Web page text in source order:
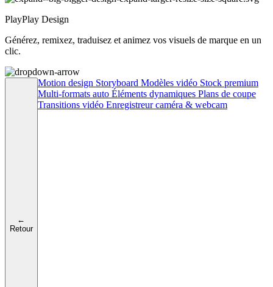
PlayPlay Design
Générez, remixez, traduisez et animez vos visuels de marque en un
clic.
←
Retour
Motion design Storyboard Modèles vidéo Stock premium
Multi-formats auto Éléments dynamiques Plans de coupe
Transitions vidéo Enregistreur caméra & webcam